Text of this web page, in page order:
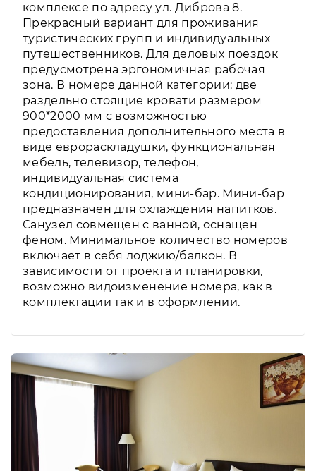
комплексе по адресу ул. Диброва 8.
Прекрасный вариант для проживания
туристических групп и индивидуальных
путешественников. Для деловых поездок
предусмотрена эргономичная рабочая
зона. В номере данной категории: две
раздельно стоящие кровати размером
900*2000 мм с возможностью
предоставления дополнительного места в
виде еврораскладушки, функциональная
мебель, телевизор, телефон,
индивидуальная система
кондиционирования, мини-бар. Мини-бар
предназначен для охлаждения напитков.
Санузел совмещен с ванной, оснащен
феном. Минимальное количество номеров
включает в себя лоджию/балкон. В
зависимости от проекта и планировки,
возможно видоизменение номера, как в
комплектации так и в оформлении.